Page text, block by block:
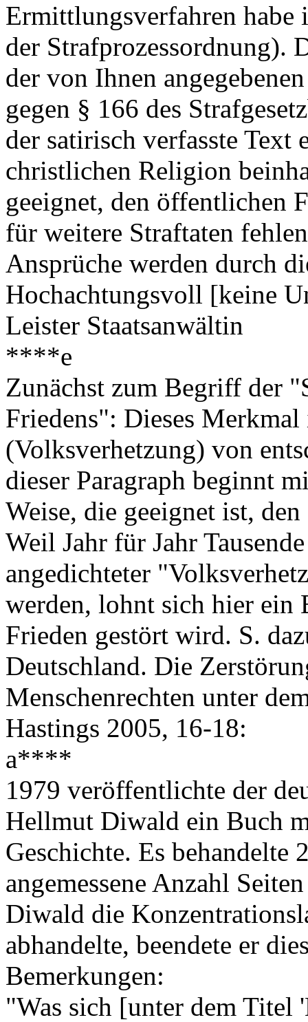
Ermittlungsverfahren habe
der Strafprozessordnung).
der von Ihnen
gegen § 166 des
der satirisch verfasste Text
christlichen Religion
geeignet, den öffentlichen
für weitere Straftaten
Ansprüche werden durch
Hochachtungsvoll [keine
Leister Staatsanwältin
****e
Zunächst zum Begriff der
Friedens": Dieses
(Volksverhetzung) von
dieser Paragraph beginnt
Weise, die geeignet ist,
Weil Jahr für Jahr
angedichteter
werden, lohnt sich hier
Frieden gestört wird. S.
Deutschland. Die
Menschenrechten unter
Hastings 2005, 16-18:
a****
1979 veröffentlichte der
Hellmut Diwald ein Buch
Geschichte. Es behandelte
angemessene Anzahl
Diwald die
abhandelte, beendete er
Bemerkungen:
"Was sich [unter dem Titel